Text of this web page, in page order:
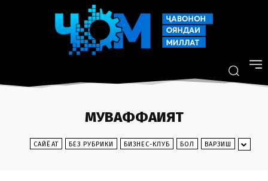
МУВАФФАҚИЯТ
CАЙЁҲАТ БЕЗ РУБРИКИ БИЗНЕС-КЛУБ БОЛ ВАРЗИШ